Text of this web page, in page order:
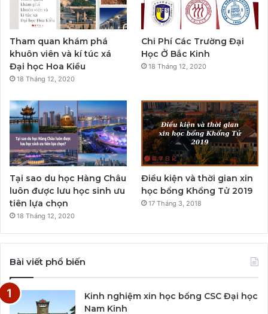
Tham quan khám phá
khuôn viên và kí túc xá
Đại học Hoa Kiều
18 Tháng 12, 2020
Chi Phí Các Trường Đại
Học Ở Bắc Kinh
18 Tháng 12, 2020
Tại sao du học Hàng Châu
luôn được lưu học sinh ưu
tiên lựa chọn
18 Tháng 12, 2020
Điều kiện và thời gian xin
học bổng Khổng Tử 2019
17 Tháng 3, 2018
Bài viết phổ biến
Kinh nghiệm xin học bổng CSC Đại học
Nam Kinh